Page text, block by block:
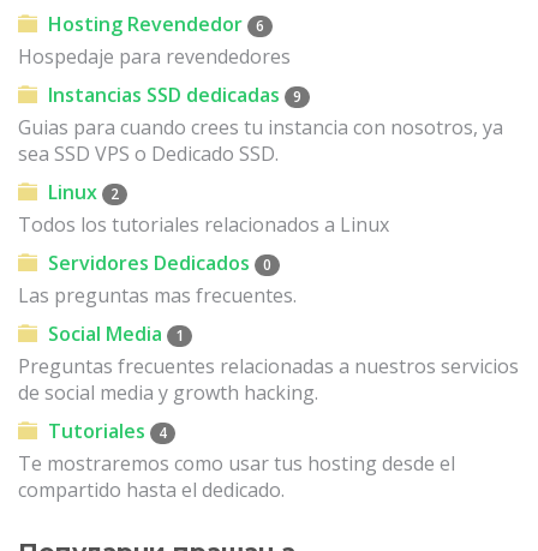
Hosting Revendedor
6
Hospedaje para revendedores
Instancias SSD dedicadas
9
Guias para cuando crees tu instancia con nosotros, ya
sea SSD VPS o Dedicado SSD.
Linux
2
Todos los tutoriales relacionados a Linux
Servidores Dedicados
0
Las preguntas mas frecuentes.
Social Media
1
Preguntas frecuentes relacionadas a nuestros servicios
de social media y growth hacking.
Tutoriales
4
Te mostraremos como usar tus hosting desde el
compartido hasta el dedicado.